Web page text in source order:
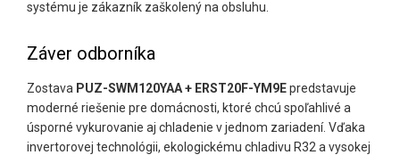
systému je zákazník zaškolený na obsluhu.
Záver odborníka
Zostava PUZ-SWM120YAA + ERST20F-YM9Epredstavuje
moderné riešenie pre domácnosti, ktoré chcú spoľahlivé a
úsporné vykurovanie aj chladenie v jednom zariadení. Vďaka
invertorovej technológii, ekologickému chladivu R32 a vysokej